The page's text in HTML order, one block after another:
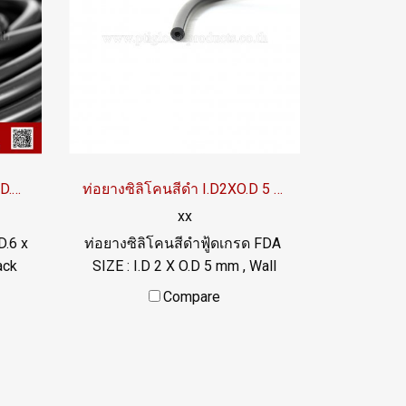
Black Silicone Tube ID.6 x OD.10 mm
x
ท่อยางซิลิโคนสีดำ I.D2XO.D 5 mm
xx
ท่อยางซิลิโคนสีดำฟู้ดเกรด FDA
SIZE : I.D 2 X O.D 5 mm , Wall
Thickness : 1.5 mm ผลิตและ
Compare